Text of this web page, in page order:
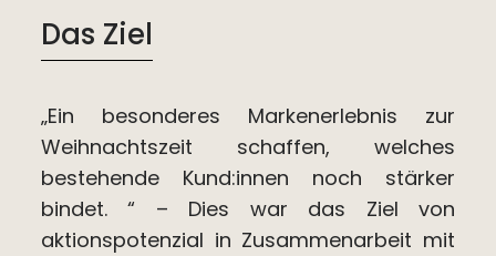
Das Ziel
„Ein besonderes Markenerlebnis zur
Weihnachtszeit schaffen, welches
bestehende Kund:innen noch stärker
bindet. “ – Dies war das Ziel von
aktionspotenzial in Zusammenarbeit mit